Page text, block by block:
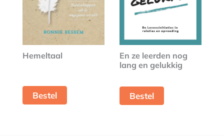
Hemeltaal
Bestel
En ze leerden nog
lang en gelukkig
Bestel